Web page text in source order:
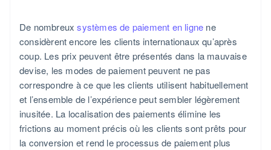
Se concentrer sur un marché à la fois
Être honnête sur les contraintes internes
locales
Privilégier l’expérience mobile
Intégrer la conformité dans l’expérience utilisateur
Choisir une infrastructure qui évolue selon les
objectifs
Améliorer
De nombreuxsystèmes de paiement en ligne ne
considèrent encore les clients internationaux qu’après
coup. Les prix peuvent être présentés dans la mauvaise
devise, les modes de paiement peuvent ne pas
correspondre à ce que les clients utilisent habituellement
et l’ensemble de l’expérience peut sembler légèrement
inusitée. La localisation des paiements élimine les
frictions au moment précis où les clients sont prêts pour
la conversion et rend le processus de paiement plus